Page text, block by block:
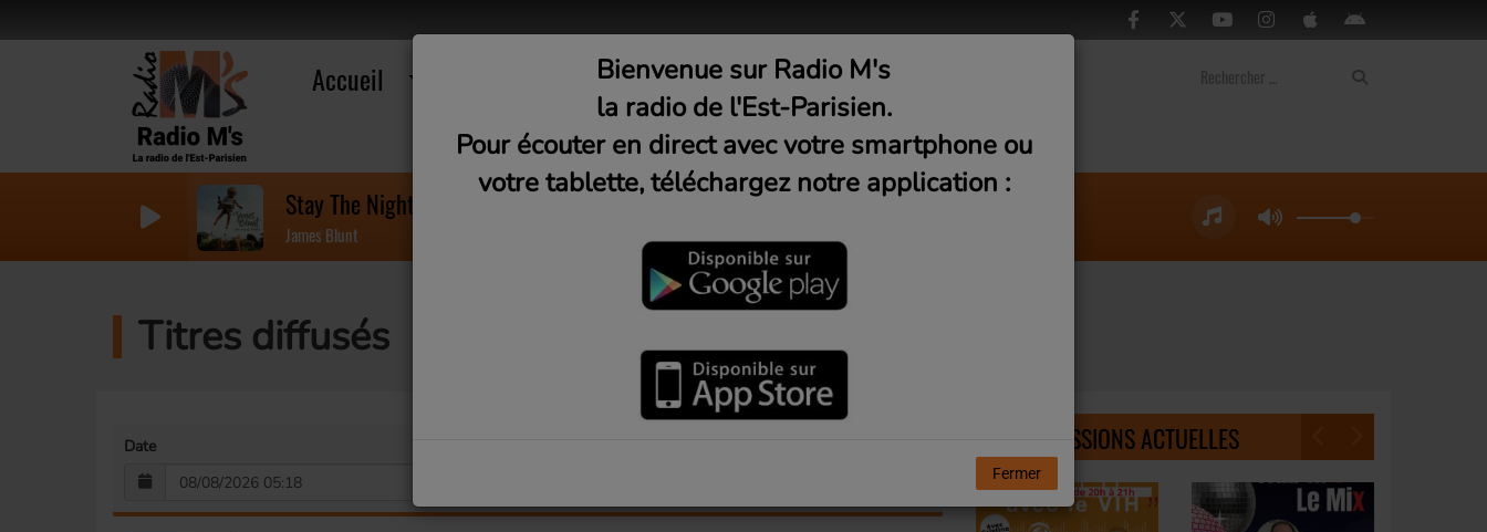
Accueil Musique Médias
Stay The Night
James Blunt
Titres diffusés
Date NOS ÉMISSIONS ACTUELLES
Bienvenue sur Radio M's
la radio de l'Est-Parisien.
Pour écouter en direct avec votre smartphone ou
votre tablette, téléchargez notre application :
Fermer